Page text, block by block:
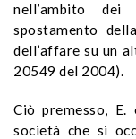
nell’ambito
spostamento
dell’affare su un
20549 del 2004).
Ciò premesso, E.
società che si